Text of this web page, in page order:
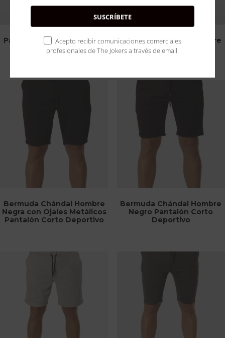
Pantalón Chándal Hombre
Gris Marengo Básico
Pantalón Chándal Hombre
Gris Claro Básico
Bermuda Chándal Hombre
Negra con Ojales Metálicos
Pantalón Corto Deportivo
Bermuda Chándal Hombre
Negro Pantalón Corto
Deportivo
SUSCRÍBETE
Acepto recibir comunicaciones comerciales
profesionales de The Jokers a través de email.